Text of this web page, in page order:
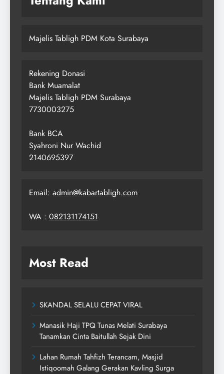
Majelis Tabligh PDM Kota Surabaya
Rekening Donasi
Bank Muamalat
Majelis Tabligh PDM Surabaya
7730003275
Bank BCA
Syahroni Nur Wachid
2140695397
Email: admin@kabartabligh.com
WA : 082131174151
Most Read
SKANDAL SELALU CEPAT VIRAL
Manasik Haji TPQ Tunas Melati Surabaya
Tanamkan Cinta Baitullah Sejak Dini
Lahan Rumah Tahfizh Terancam, Masjid
Istiqoomah Galang Gerakan Kavling Surga